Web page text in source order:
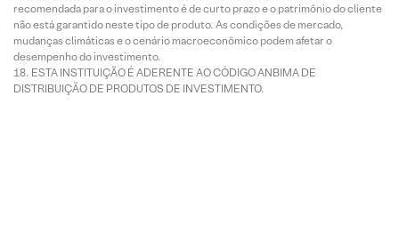
recomendada para o investimento é de curto prazo e o patrimônio do cliente
não está garantido neste tipo de produto. As condições de mercado,
mudanças climáticas e o cenário macroeconômico podem afetar o
desempenho do investimento.
ESTA INSTITUIÇÃO É ADERENTE AO CÓDIGO ANBIMA DE
DISTRIBUIÇÃO DE PRODUTOS DE INVESTIMENTO.